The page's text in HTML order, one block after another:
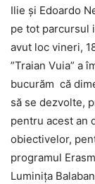
Ilie și Edoardo
pe tot parcursul
avut loc vineri,
”Traian Vuia” a
bucurăm că
să se dezvolte,
pentru acest an
obiectivelor,
programul
Luminița